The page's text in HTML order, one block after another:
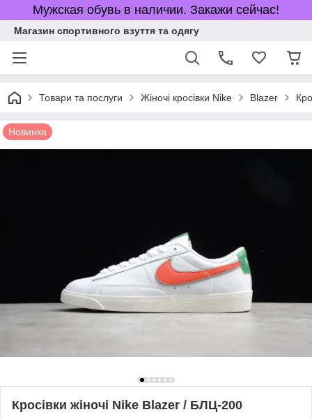
Мужская обувь в наличии. Закажи сейчас!
Магазин спортивного взуття та одягу
Товари та послуги Жіночі кросівки Nike Blazer
Новинка
Кросівки жіночі Nike Blazer / БЛЦ-200